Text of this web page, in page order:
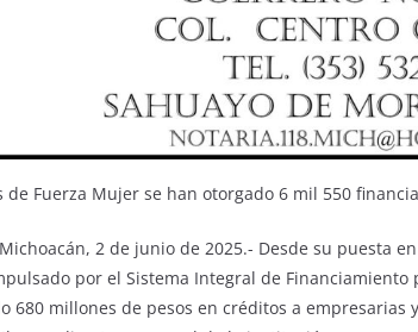
de Fuerza Mujer se han otorgado 6 mil 550
2 de junio de 2025.- Desde su puesta
por el Sistema Integral de Financiamiento
680 millones de pesos en créditos a